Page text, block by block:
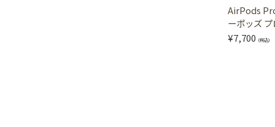
AirPods
ーポッズ
¥7,700 (税込)